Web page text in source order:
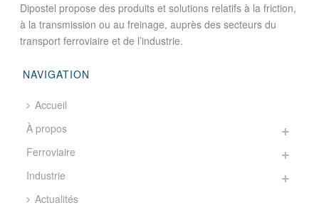
Dipostel propose des produits et solutions relatifs à la friction,
à la transmission ou au freinage, auprès des secteurs du
transport ferroviaire et de l’industrie.
NAVIGATION
Accueil
À propos
Ferroviaire
Industrie
Actualités